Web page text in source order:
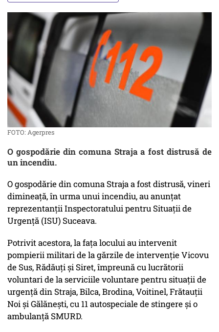
FOTO: Agerpres
O gospodărie din comuna Straja a fost distrusă de
un incendiu.
O gospodărie din comuna Straja a fost distrusă, vineri
dimineaţă, în urma unui incendiu, au anunţat
reprezentanţii Inspectoratului pentru Situaţii de
Urgenţă (ISU) Suceava.
Potrivit acestora, la faţa locului au intervenit
pompierii militari de la gărzile de intervenţie Vicovu
de Sus, Rădăuţi şi Siret, împreună cu lucrătorii
voluntari de la serviciile voluntare pentru situaţii de
urgenţă din Straja, Bilca, Brodina, Voitinel, Frătauţii
Noi şi Gălăneşti, cu 11 autospeciale de stingere şi o
ambulanţă SMURD.